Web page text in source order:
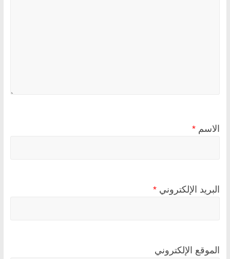
الاسم *
البريد الإلكتروني *
الموقع الإلكتروني